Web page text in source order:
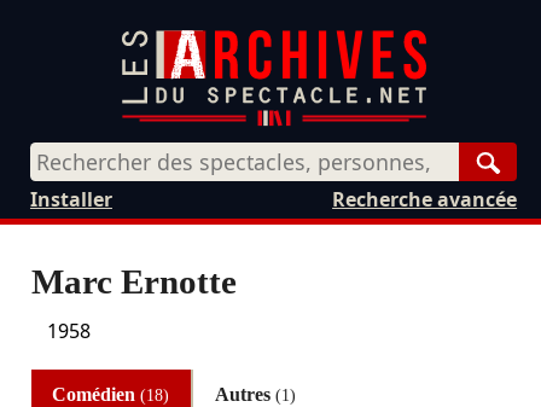
Recherche avancée
Installer
Marc Ernotte
1958
Comédien(18) Autres (1)